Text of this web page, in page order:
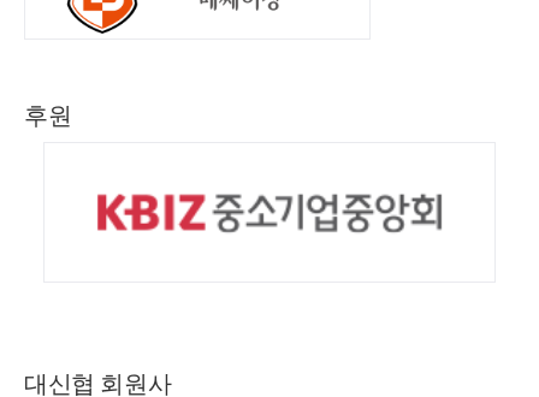
후원
대신협 회원사